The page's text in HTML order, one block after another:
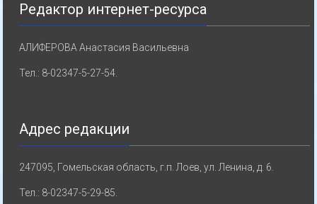
Редактор интернет-ресурса
АЛИФЕРОВА Анастасия Васильевна
Тел.: 8-02347-5-27-54.
Адрес редакции
247095, Гомельская область, г.п. Лоев, ул. Ленина, д. 6.
Тел.: 8-02347-5-29-85.